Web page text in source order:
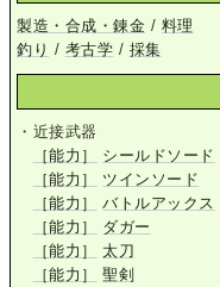
製造・合成・錬金 / 料理
釣り / 考古学 / 採集
・近接武器
［能力］
シールドソード
［能力］
ツインソード
［能力］
バトルアックス
［能力］
ダガー
［能力］
太刀
［能力］
聖剣